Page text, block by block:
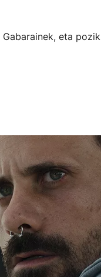
eta pozik